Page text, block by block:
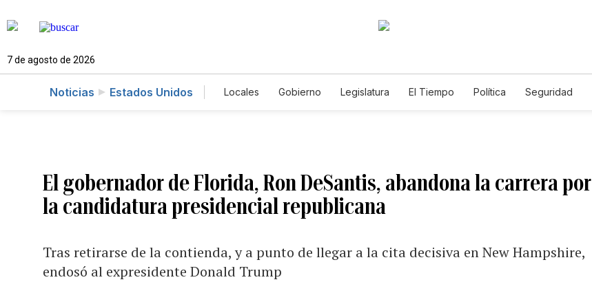
7 de agosto de 2026
Noticias Estados Unidos Locales Gobierno Legislatura El Tiempo Política Seguridad
El gobernador de Florida, Ron DeSantis, abandona la carrera por
la candidatura presidencial republicana
Tras retirarse de la contienda, y a punto de llegar a la cita decisiva en New Hampshire,
endosó al expresidente Donald Trump